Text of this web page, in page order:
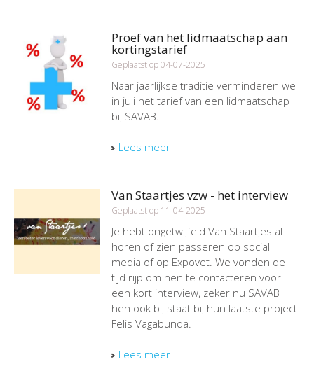
Proef van het lidmaatschap aan
kortingstarief
Geplaatst op 04-07-2025
Naar jaarlijkse traditie verminderen we
in juli het tarief van een lidmaatschap
bij SAVAB.
Lees meer
Van Staartjes vzw - het interview
Geplaatst op 11-04-2025
Je hebt ongetwijfeld Van Staartjes al
horen of zien passeren op social
media of op Expovet. We vonden de
tijd rijp om hen te contacteren voor
een kort interview, zeker nu SAVAB
hen ook bij staat bij hun laatste project
Felis Vagabunda.
Lees meer